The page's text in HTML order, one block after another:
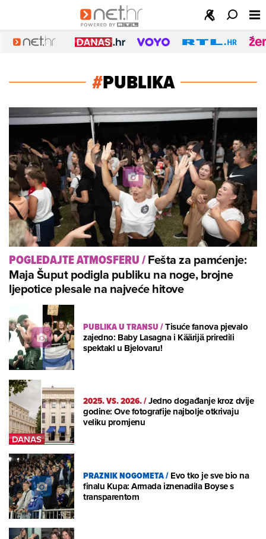
#PUBLIKA
POGLEDAJTE ATMOSFERU/Fešta za pamćenje:
Maja Šuput podigla publiku na noge, brojne
ljepotice plesale na najveće hitove
PUBLIKA U TRANSU/Tisuće fanova pjevalo
zajedno: Baby Lasagna i Käärijä priredili
spektakl u Bjelovaru!
2025. VS. 2026./Jedno događanje kroz dvije
godine: Ove fotografije najbolje otkrivaju
veliku promjenu
PRAZNIK NOGOMETA/Evo tko je sve bio na
finalu Kupa: Armada iznenadila Boyse s
transparentom